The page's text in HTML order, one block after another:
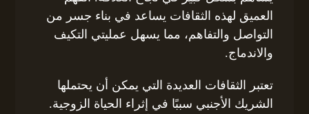
العميق لهذه الثقافات يساعد في بناء جسر من
التواصل والتفاهم، مما يسهل عمليتي التكيف
والاندماج.
تعتبر الثقافات العديدة التي يمكن أن يحتملها
الشريك الأجنبي سببًا في إثراء الحياة الزوجية.